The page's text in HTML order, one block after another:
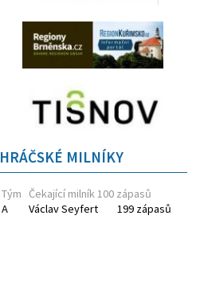
HRÁČSKÉ MILNÍKY
Tým Čekající milník 100 zápasů
A
Václav Seyfert 199 zápasů